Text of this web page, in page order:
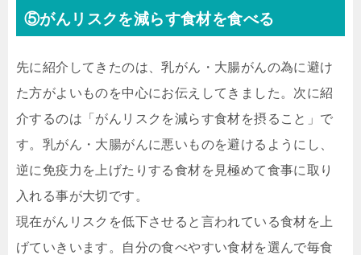
⑤がんリスクを減らす食材を食べる
先に紹介してきたのは、乳がん・大腸がんの為に避け
た方がよいものを中心にお伝えしてきました。次に紹
介するのは「がんリスクを減らす食材を摂ること」で
す。乳がん・大腸がんに悪いものを避けるようにし、
逆に免疫力を上げたりする食材を見極めて食事に取り
入れる事が大切です。
現在がんリスクを低下させると言われている食材を上
げていきいます。自分の食べやすい食材を選んで毎食